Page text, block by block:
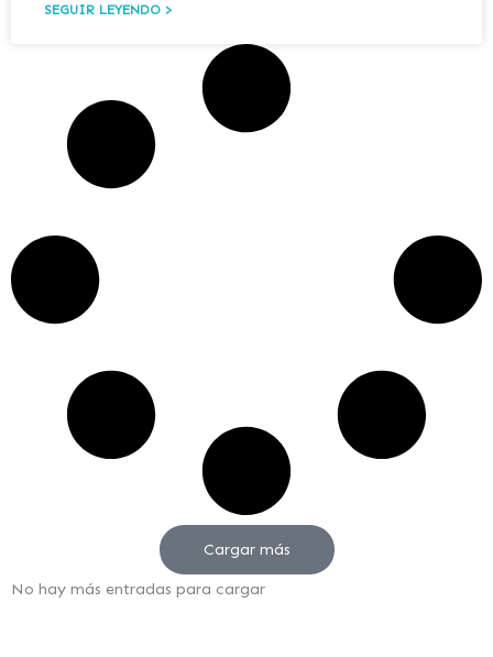
SEGUIR LEYENDO >
Cargar más
No hay más entradas para cargar